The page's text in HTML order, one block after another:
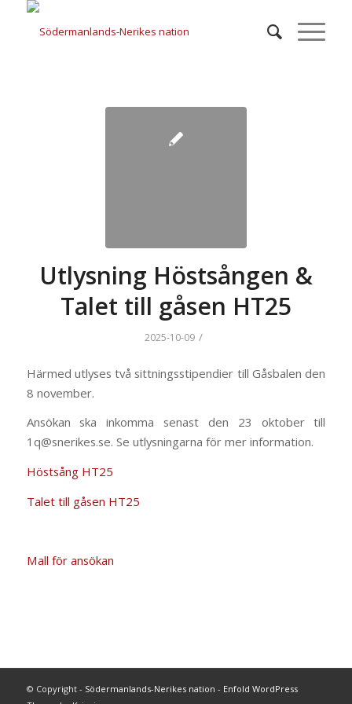
Utlysning Höstsången &
Talet till gåsen HT25
2025-10-09 /
Härmed utlyses två sittningsstipendier till Gåsbalen den
8 november.
Ansökan ska inkomma senast den 23 oktober till
1q@snerikes.se. Se utlysningarna för mer information.
Höstsång HT25
Talet till gåsen HT25
Mall för ansökan
© Copyright - Södermanlands-Nerikes nation - Enfold WordPress